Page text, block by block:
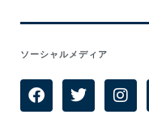
ソーシャルメディア